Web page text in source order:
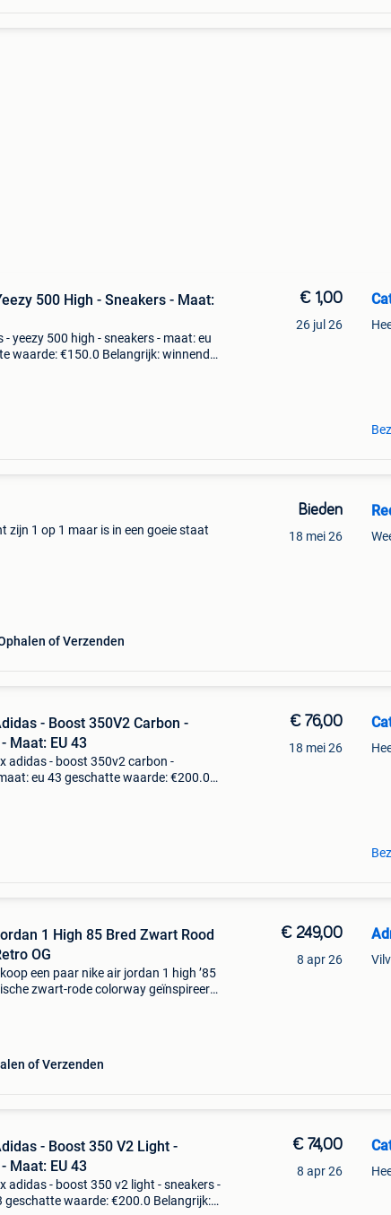
500 High - Sneakers - Maat:
- yeezy 500 high - sneakers - maat: eu
waarde: €150.0 Belangrijk: winnende
€ 1,00
26 jul 26
zijn 1 op 1 maar is in een goeie staat
of Verzenden
Bieden
18 mei 26
- Boost 350V2 Carbon -
Maat: EU 43
adidas - boost 350v2 carbon -
eu 43 geschatte waarde: €200.0
€ 76,00
18 mei 26
1 High 85 Bred Zwart Rood
OG
een paar nike air jordan 1 high ’85
zwart-rode colorway geïnspireerd
of Verzenden
€ 249,00
8 apr 26
- Boost 350 V2 Light -
Maat: EU 43
adidas - boost 350 v2 light - sneakers -
geschatte waarde: €200.0 Belangrijk:
€ 74,00
8 apr 26